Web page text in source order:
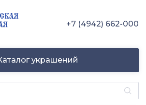
+7 (4942) 662-000
украшений